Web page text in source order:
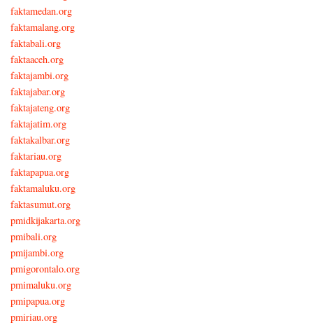
faktamedan.org
faktamalang.org
faktabali.org
faktaaceh.org
faktajambi.org
faktajabar.org
faktajateng.org
faktajatim.org
faktakalbar.org
faktariau.org
faktapapua.org
faktamaluku.org
faktasumut.org
pmidkijakarta.org
pmibali.org
pmijambi.org
pmigorontalo.org
pmimaluku.org
pmipapua.org
pmiriau.org